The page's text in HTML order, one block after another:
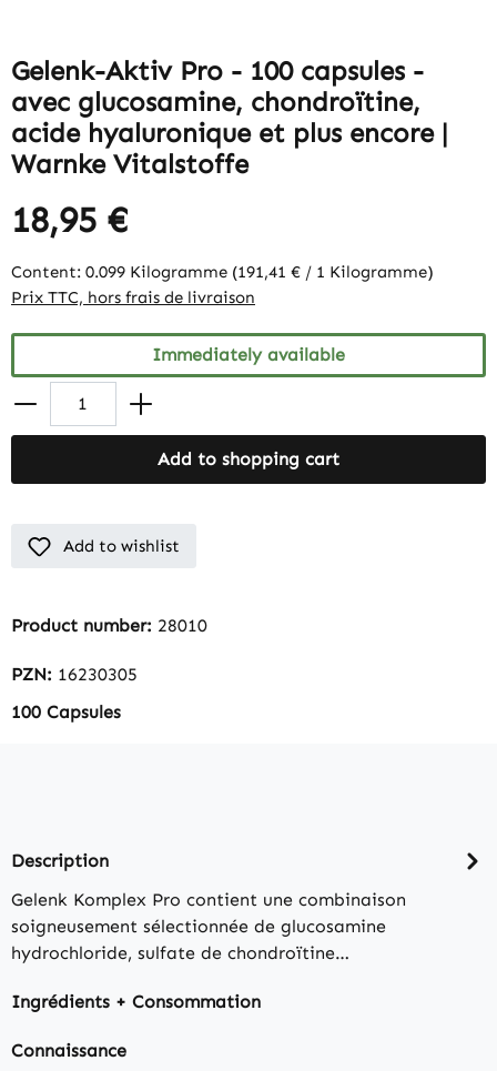
Gelenk-Aktiv Pro - 100 capsules -
avec glucosamine, chondroïtine,
acide hyaluronique et plus encore |
Warnke Vitalstoffe
18,95 €
Content: 0.099 Kilogramme (191,41 € / 1 Kilogramme)
Prix TTC, hors frais de livraison
Immediately available
Add to shopping cart
Add to wishlist
Product number: 28010
PZN: 16230305
100 Capsules
Description
Gelenk Komplex Pro contient une combinaison
soigneusement sélectionnée de glucosamine
hydrochloride, sulfate de chondroïtine…
Ingrédients + Consommation
Connaissance